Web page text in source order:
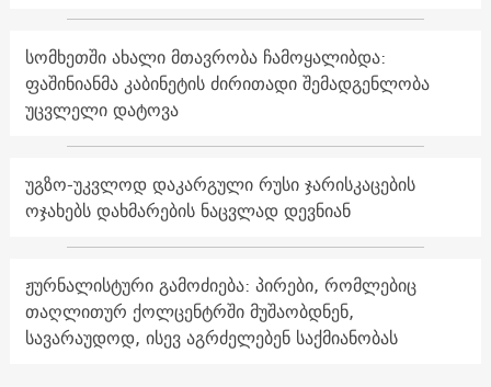
სომხეთში ახალი მთავრობა ჩამოყალიბდა:
ფაშინიანმა კაბინეტის ძირითადი შემადგენლობა
უცვლელი დატოვა
უგზო-უკვლოდ დაკარგული რუსი ჯარისკაცების
ოჯახებს დახმარების ნაცვლად დევნიან
ჟურნალისტური გამოძიება: პირები, რომლებიც
თაღლითურ ქოლცენტრში მუშაობდნენ,
სავარაუდოდ, ისევ აგრძელებენ საქმიანობას